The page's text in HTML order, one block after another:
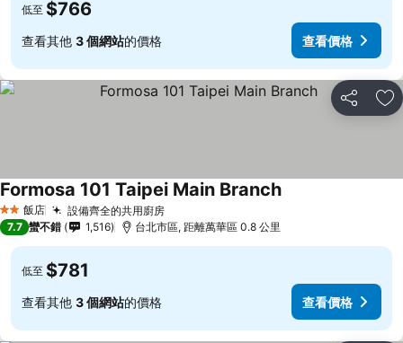
低至 $766
查看其他 3 個網站的價格 查看價格
分享 加
2 星級飯店 設備齊全的共用廚房
Formosa 101 Taipei Main Branch
7.7 蠻不錯 1,516 台北市區, 距離萬華區 0.8 公里
低至 $781
查看其他 3 個網站的價格 查看價格